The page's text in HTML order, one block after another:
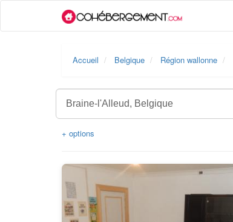
Accueil Belgique Région wallonne
+ options